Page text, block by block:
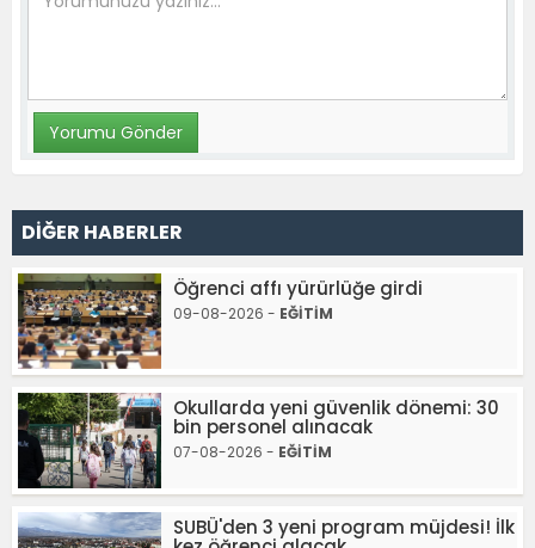
DİĞER HABERLER
Öğrenci affı yürürlüğe girdi
09-08-2026 - EĞİTİM
Okullarda yeni güvenlik dönemi: 30
bin personel alınacak
07-08-2026 - EĞİTİM
SUBÜ'den 3 yeni program müjdesi! İlk